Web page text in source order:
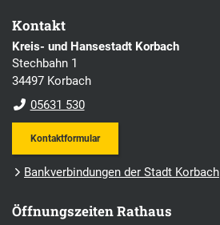
Kontakt
Kreis- und Hansestadt Korbach
Stechbahn 1
34497 Korbach
05631 530
Kontaktformular
Bankverbindungen der Stadt Korbach
Öffnungszeiten Rathaus